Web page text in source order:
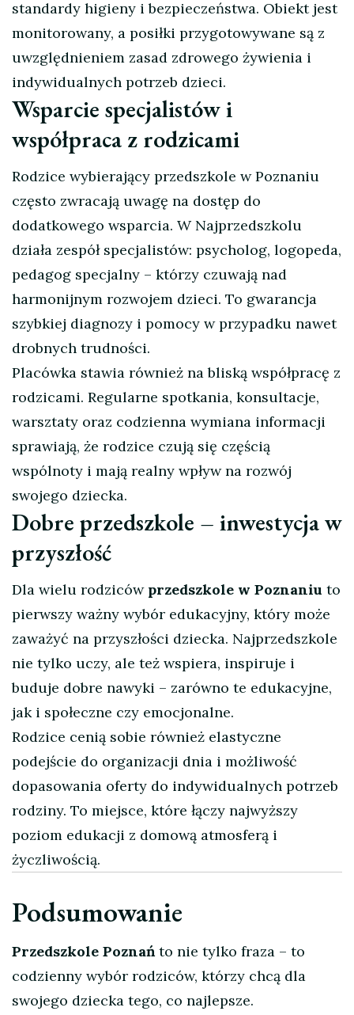
standardy higieny i bezpieczeństwa. Obiekt jest
monitorowany, a posiłki przygotowywane są z
uwzględnieniem zasad zdrowego żywienia i
indywidualnych potrzeb dzieci.
Wsparcie specjalistów i
współpraca z rodzicami
Rodzice wybierający przedszkole w Poznaniu
często zwracają uwagę na dostęp do
dodatkowego wsparcia. W Najprzedszkolu
działa zespół specjalistów: psycholog, logopeda,
pedagog specjalny – którzy czuwają nad
harmonijnym rozwojem dzieci. To gwarancja
szybkiej diagnozy i pomocy w przypadku nawet
drobnych trudności.
Placówka stawia również na bliską współpracę z
rodzicami. Regularne spotkania, konsultacje,
warsztaty oraz codzienna wymiana informacji
sprawiają, że rodzice czują się częścią
wspólnoty i mają realny wpływ na rozwój
swojego dziecka.
Dobre przedszkole – inwestycja w
przyszłość
Dla wielu rodziców przedszkole w Poznaniu to
pierwszy ważny wybór edukacyjny, który może
zaważyć na przyszłości dziecka. Najprzedszkole
nie tylko uczy, ale też wspiera, inspiruje i
buduje dobre nawyki – zarówno te edukacyjne,
jak i społeczne czy emocjonalne.
Rodzice cenią sobie również elastyczne
podejście do organizacji dnia i możliwość
dopasowania oferty do indywidualnych potrzeb
rodziny. To miejsce, które łączy najwyższy
poziom edukacji z domową atmosferą i
życzliwością.
Podsumowanie
Przedszkole Poznańto nie tylko fraza – to
codzienny wybór rodziców, którzy chcą dla
swojego dziecka tego, co najlepsze.